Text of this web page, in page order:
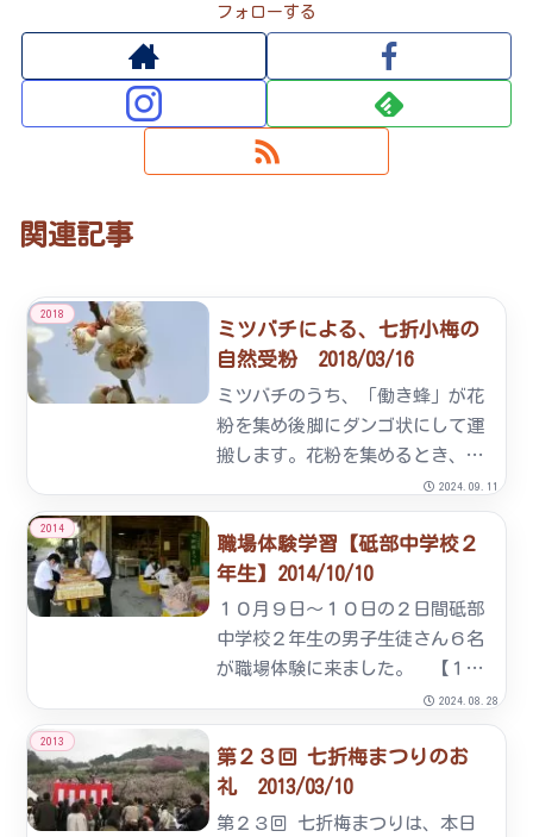
フォローする
関連記事
2018
ミツバチによる、七折小梅の
自然受粉 2018/03/16
ミツバチのうち、「働き蜂」が花
粉を集め後脚にダンゴ状にして運
搬します。花粉を集めるとき、お
しべの花粉をめしべにつけてくれ
ます。これが受粉です。しかし、
近年ミツバチが少なくなりまし
た。
2024.09.11
2014
職場体験学習【砥部中学校２
年生】2014/10/10
１０月９日～１０日の２日間砥部
中学校２年生の男子生徒さん６名
が職場体験に来ました。 【１日
目】七折梅園の梅の木に堆肥振り
のお手伝いを体験しました。組合
員より、”堆肥振りの大切さ”
について説明を受けた後、早速作
業に取り掛かりました。重い堆
2024.08.28
2013
第２３回 七折梅まつりのお
礼 2013/03/10
第２３回 七折梅まつりは、本日